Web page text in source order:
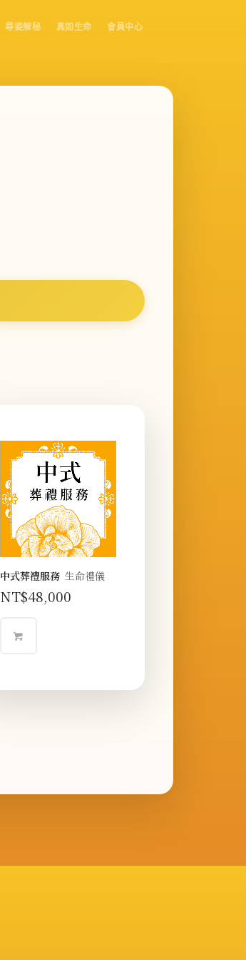
尋姿解秘 真如生命 會員中心
中式葬禮服務 生命禮儀
NT$48,000